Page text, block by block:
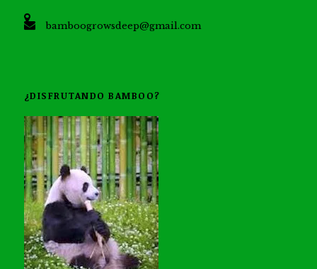
bamboogrowsdeep@gmail.com
¿DISFRUTANDO BAMBOO?